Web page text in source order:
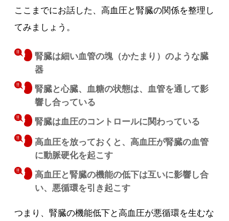
ここまでにお話した、高血圧と腎臓の関係を整理し
てみましょう。
腎臓は細い血管の塊（かたまり）のような臓
器
腎臓と心臓、血糖の状態は、血管を通して影
響し合っている
腎臓は血圧のコントロールに関わっている
高血圧を放っておくと、高血圧が腎臓の血管
に動脈硬化を起こす
高血圧と腎臓の機能の低下は互いに影響し合
い、悪循環を引き起こす
つまり、腎臓の機能低下と高血圧が悪循環を生むな